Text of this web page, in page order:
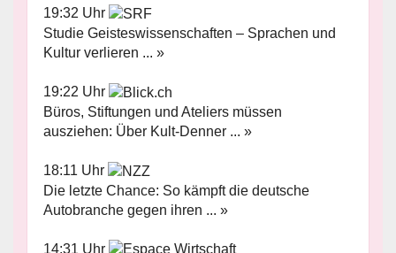
19:32 Uhr
Studie Geisteswissenschaften – Sprachen und
Kultur verlieren ... »
19:22 Uhr
Büros, Stiftungen und Ateliers müssen
ausziehen: Über Kult-Denner ... »
18:11 Uhr
Die letzte Chance: So kämpft die deutsche
Autobranche gegen ihren ... »
14:31 Uhr